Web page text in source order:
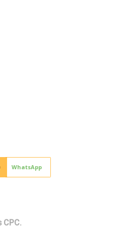
WhatsApp